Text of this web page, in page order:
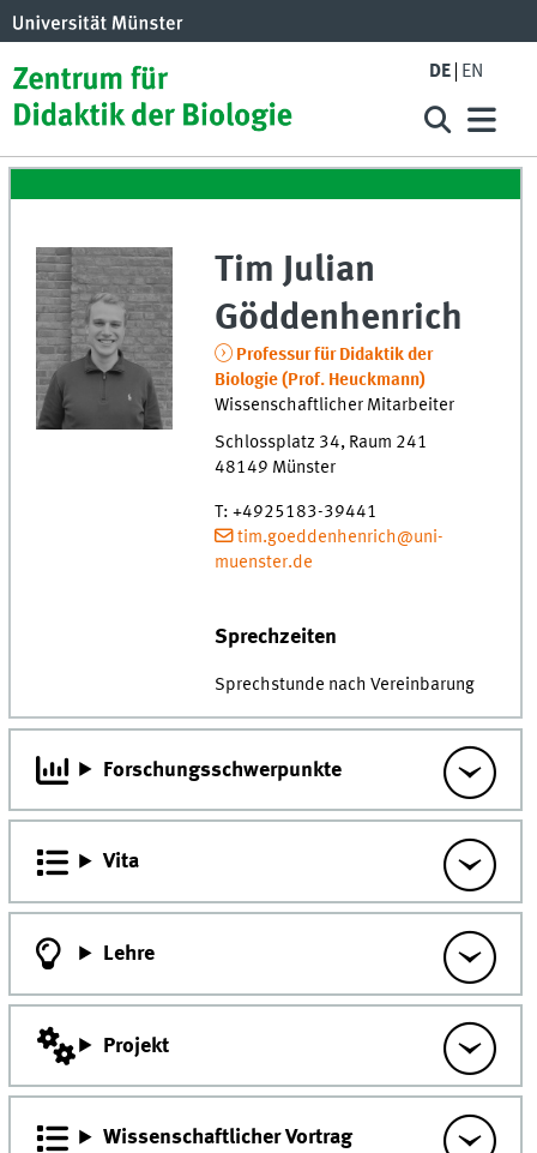
DE EN
Tim Julian
Göddenhenrich
Professur für Didaktik der
Biologie (Prof. Heuckmann)
Wissenschaftlicher Mitarbeiter
Schlossplatz 34, Raum 241
48149 Münster
T: +4925183-39441
tim.goeddenhenrich@uni-
muenster.de
Sprechzeiten
Sprechstunde nach Vereinbarung
Forschungsschwerpunkte
Vita
Lehre
Projekt
Wissenschaftlicher Vortrag